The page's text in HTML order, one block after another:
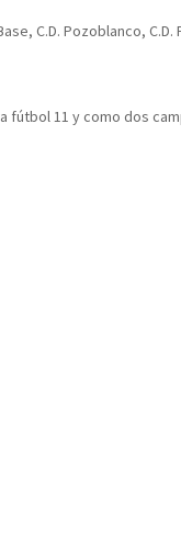
C.D. Pozoblanco,
fútbol 11 y como dos